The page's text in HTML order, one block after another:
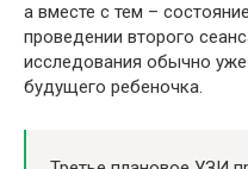
а вместе с тем –
проведении второго
исследования обычно
будущего ребеночка.